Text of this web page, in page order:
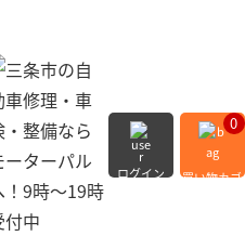
ログイン
0
買い物カゴ